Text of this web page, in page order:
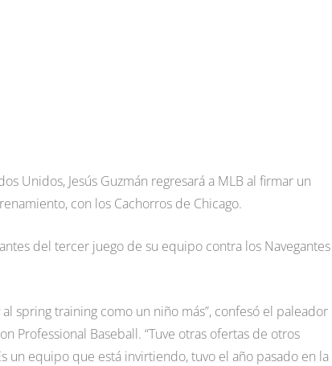
Unidos, Jesús Guzmán regresará a MLB al firmar un
con los Cachorros de Chicago.
del tercer juego de su equipo contra los Navegantes
spring training como un niño más”, confesó el paleador
Professional Baseball. “Tuve otras ofertas de otros
un equipo que está invirtiendo, tuvo el año pasado en la